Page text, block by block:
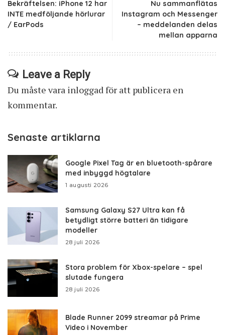
Bekräftelsen: iPhone 12 har
INTE medföljande hörlurar
/ EarPods
Nu sammanflätas
Instagram och Messenger
– meddelanden delas
mellan apparna
Leave a Reply
Du måste vara inloggad för att publicera en
kommentar.
Senaste artiklarna
Google Pixel Tag är en bluetooth-spårare
med inbyggd högtalare
1 augusti 2026
Samsung Galaxy S27 Ultra kan få
betydligt större batteri än tidigare
modeller
28 juli 2026
Stora problem för Xbox-spelare – spel
slutade fungera
28 juli 2026
Blade Runner 2099 streamar på Prime
Video i November